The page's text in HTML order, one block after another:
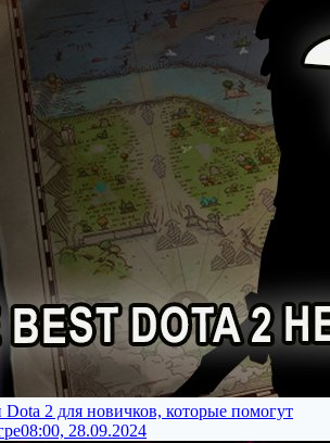
2 для новичков, которые помогут
08:00, 28.09.2024